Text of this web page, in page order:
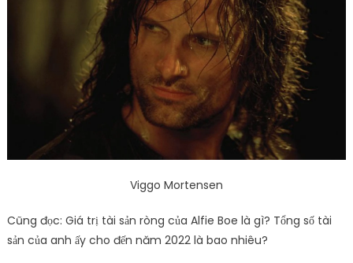
Viggo Mortensen
Cũng đọc: Giá trị tài sản ròng của Alfie Boe là gì? Tổng số tài
sản của anh ấy cho đến năm 2022 là bao nhiêu?